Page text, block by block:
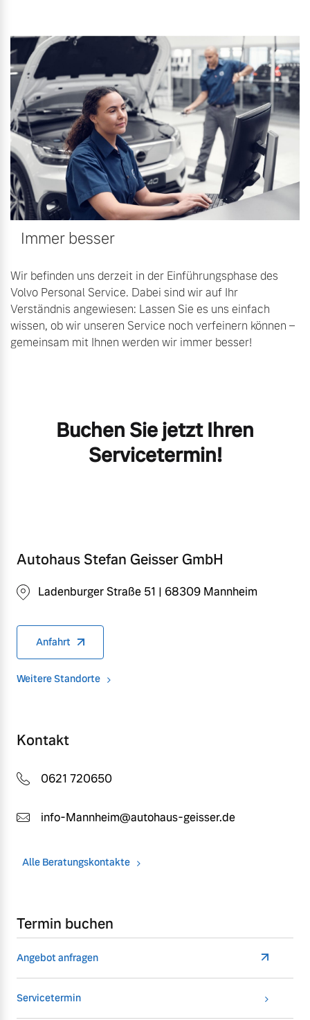
Immer besser
Wir befinden uns derzeit in der Einführungsphase des
Volvo Personal Service. Dabei sind wir auf Ihr
Verständnis angewiesen: Lassen Sie es uns einfach
wissen, ob wir unseren Service noch verfeinern können –
gemeinsam mit Ihnen werden wir immer besser!
Buchen Sie jetzt Ihren
Servicetermin!
Autohaus Stefan Geisser GmbH
Ladenburger Straße 51 | 68309 Mannheim
Anfahrt
Weitere Standorte
Kontakt
0621 720650
info-Mannheim@autohaus-geisser.de
Alle Beratungskontakte
Termin buchen
Angebot anfragen
Servicetermin